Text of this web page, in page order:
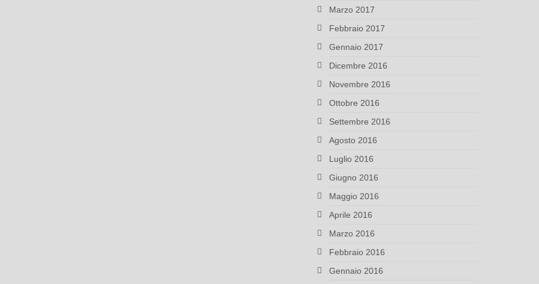
Marzo 2017
Febbraio 2017
Gennaio 2017
Dicembre 2016
Novembre 2016
Ottobre 2016
Settembre 2016
Agosto 2016
Luglio 2016
Giugno 2016
Maggio 2016
Aprile 2016
Marzo 2016
Febbraio 2016
Gennaio 2016